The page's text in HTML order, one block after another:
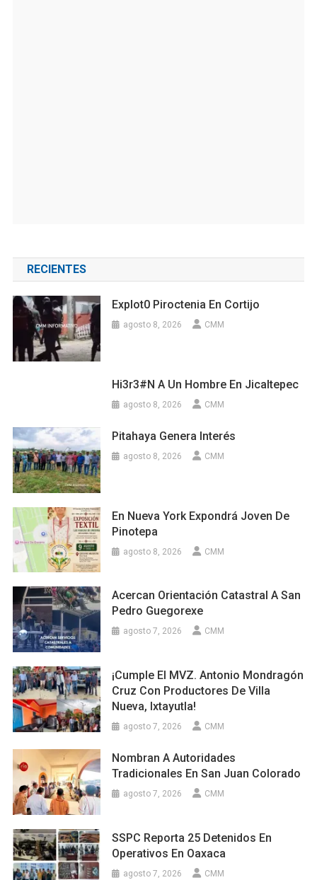
RECIENTES
Explot0 Piroctenia En Cortijo
agosto 8, 2026 CMM
Hi3r3#n A Un Hombre En Jicaltepec
agosto 8, 2026 CMM
Pitahaya Genera Interés
agosto 8, 2026 CMM
En Nueva York Expondrá Joven De
Pinotepa
agosto 8, 2026 CMM
Acercan Orientación Catastral A San
Pedro Guegorexe
agosto 7, 2026 CMM
¡Cumple El MVZ. Antonio Mondragón
Cruz Con Productores De Villa
Nueva, Ixtayutla!
agosto 7, 2026 CMM
Nombran A Autoridades
Tradicionales En San Juan Colorado
agosto 7, 2026 CMM
SSPC Reporta 25 Detenidos En
Operativos En Oaxaca
agosto 7, 2026 CMM